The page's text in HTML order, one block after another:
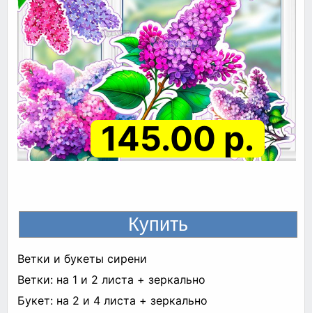
145.00 р.
Ветки и букеты сирени
Ветки: на 1 и 2 листа + зеркально
Букет: на 2 и 4 листа + зеркально